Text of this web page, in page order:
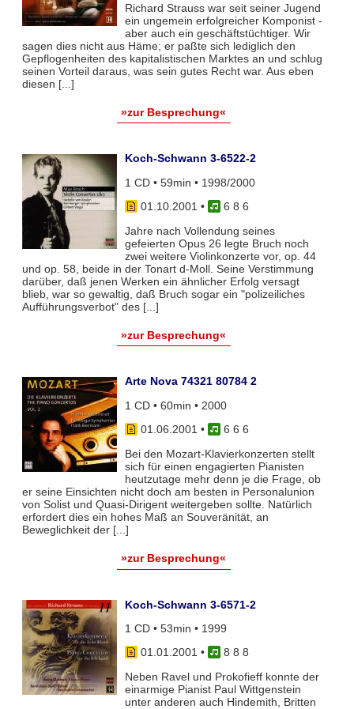
Richard Strauss war seit seiner Jugend
ein ungemein erfolgreicher Komponist -
aber auch ein geschäftstüchtiger. Wir
sagen dies nicht aus Häme; er paßte sich lediglich den
Gepflogenheiten des kapitalistischen Marktes an und schlug
seinen Vorteil daraus, was sein gutes Recht war. Aus eben
diesen [...]
»zur Besprechung«
Koch-Schwann 3-6522-2
1 CD • 59min • 1998/2000
01.10.2001 •
6 8 6
Jahre nach Vollendung seines
gefeierten Opus 26 legte Bruch noch
zwei weitere Violinkonzerte vor, op. 44
und op. 58, beide in der Tonart d-Moll. Seine Verstimmung
darüber, daß jenen Werken ein ähnlicher Erfolg versagt
blieb, war so gewaltig, daß Bruch sogar ein "polizeiliches
Aufführungsverbot" des [...]
»zur Besprechung«
Arte Nova 74321 80784 2
1 CD • 60min • 2000
01.06.2001 •
6 6 6
Bei den Mozart-Klavierkonzerten stellt
sich für einen engagierten Pianisten
heutzutage mehr denn je die Frage, ob
er seine Einsichten nicht doch am besten in Personalunion
von Solist und Quasi-Dirigent weitergeben sollte. Natürlich
erfordert dies ein hohes Maß an Souveränität, an
Beweglichkeit der [...]
»zur Besprechung«
Koch-Schwann 3-6571-2
1 CD • 53min • 1999
01.01.2001 •
8 8 8
Neben Ravel und Prokofieff konnte der
einarmige Pianist Paul Wittgenstein
unter anderen auch Hindemith, Britten